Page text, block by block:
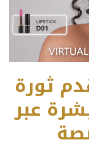
ثورة
عبر